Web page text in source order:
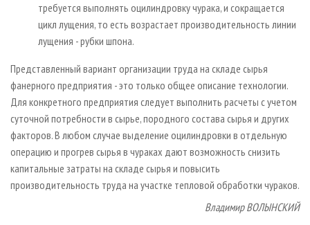
требуется выполнять оцилиндровку чурака, и сокращается
цикл лущения, то есть возрастает производительность линии
лущения - рубки шпона.
Представленный вариант организации труда на складе сырья
фанерного предприятия - это только общее описание технологии.
Для конкретного предприятия следует выполнить расчеты с учетом
суточной потребности в сырье, породного состава сырья и других
факторов. В любом случае выделение оцилиндровки в отдельную
операцию и прогрев сырья в чураках дают возможность снизить
капитальные затраты на складе сырья и повысить
производительность труда на участке тепловой обработки чураков.
Владимир ВОЛЫНСКИЙ